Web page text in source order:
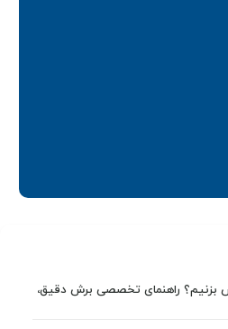
بزنیم؟ راهنمای تخصصی برش دقیق،